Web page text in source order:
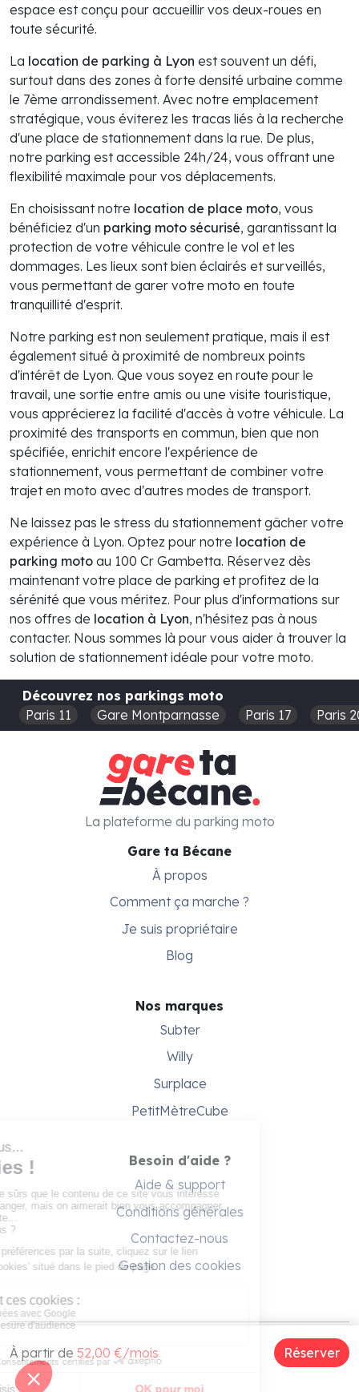
À partir de 52,00 €/mois Réserver
espace est conçu pour accueillir vos deux-roues en
toute sécurité.
La location de parking à Lyon est souvent un défi,
surtout dans des zones à forte densité urbaine comme
le 7ème arrondissement. Avec notre emplacement
stratégique, vous éviterez les tracas liés à la recherche
d'une place de stationnement dans la rue. De plus,
notre parking est accessible 24h/24, vous offrant une
flexibilité maximale pour vos déplacements.
En choisissant notre location de place moto, vous
bénéficiez d'un parking moto sécurisé, garantissant la
protection de votre véhicule contre le vol et les
dommages. Les lieux sont bien éclairés et surveillés,
vous permettant de garer votre moto en toute
tranquillité d'esprit.
Notre parking est non seulement pratique, mais il est
également situé à proximité de nombreux points
d'intérêt de Lyon. Que vous soyez en route pour le
travail, une sortie entre amis ou une visite touristique,
vous apprécierez la facilité d'accès à votre véhicule. La
proximité des transports en commun, bien que non
spécifiée, enrichit encore l'expérience de
stationnement, vous permettant de combiner votre
trajet en moto avec d'autres modes de transport.
Ne laissez pas le stress du stationnement gâcher votre
expérience à Lyon. Optez pour notre location de
parking moto au 100 Cr Gambetta. Réservez dès
maintenant votre place de parking et profitez de la
sérénité que vous méritez. Pour plus d'informations sur
nos offres de location à Lyon, n'hésitez pas à nous
contacter. Nous sommes là pour vous aider à trouver la
solution de stationnement idéale pour votre moto.
Découvrez nos parkings moto
Paris 11
Gare Montparnasse Paris 17 Paris
Gare ta Bécane
À propos
Comment ça marche ?
Je suis propriétaire
Blog
Nos marques
Subter
Willy
Surplace
PetitMètreCube
Besoin d'aide ?
Aide & support
Conditions générales
Contactez-nous
Gestion des cookies
La plateforme du parking moto
Copyright © 2026 - Gare ta Bécane
CORP1 SAS